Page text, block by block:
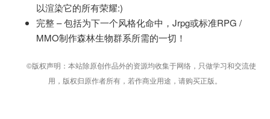
以渲染它的所有荣耀:)
完整 – 包括为下一个风格化命中，Jrpg或标准RPG /
MMO制作森林生物群系所需的一切！
©版权声明：本站除原创作品外的资源均收集于网络，只做学习和交流使
用，版权归原作者所有，若作商业用途，请购买正版。